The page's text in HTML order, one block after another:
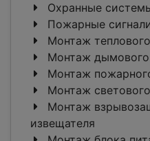
Охранные
Пожарные
Монтаж
Монтаж
Монтаж
Монтаж
Монтаж
извещателя